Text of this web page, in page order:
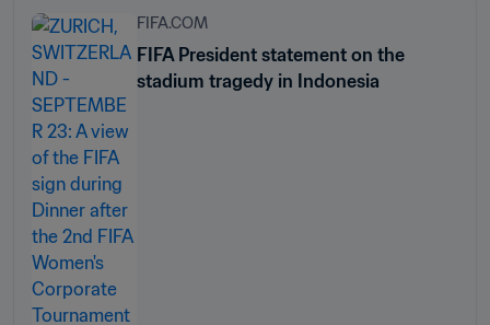
FIFA.COM
FIFA President statement on the
stadium tragedy in Indonesia